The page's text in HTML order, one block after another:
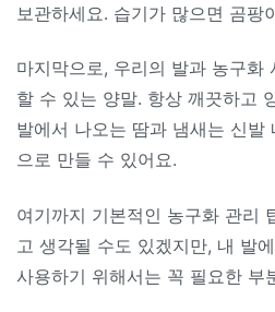
보관하세요. 습기가 많으면 곰팡
마지막으로, 우리의 발과 농구화
할 수 있는 양말. 항상 깨끗하고
발에서 나오는 땀과 냄새는 신발
으로 만들 수 있어요.
여기까지 기본적인 농구화 관리
고 생각될 수도 있겠지만, 내 발
사용하기 위해서는 꼭 필요한 부